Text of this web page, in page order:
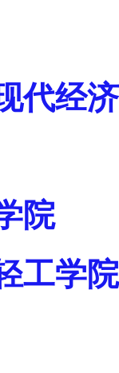
代经
院
工学院